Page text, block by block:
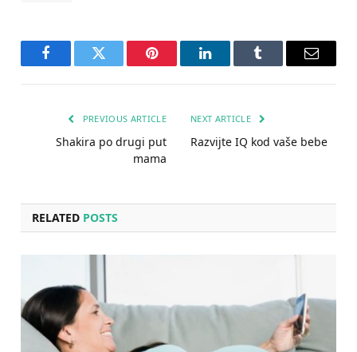
FacebookTwitter Pinterest LinkedInTumblr Email
PREVIOUS ARTICLE
Shakira po drugi put
mama
NEXT ARTICLE
Razvijte IQ kod vaše bebe
RELATED POSTS